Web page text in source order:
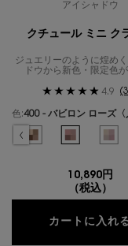
アイシャドウ
クチュール ミニ ク
ジュエリーのように煌め
ドウから新色・限定色が
4.9
色:
色を選択してください
{1}
のカラー クチュール ミニ
ズ ドリーム のカラー クチ
択済み
- カスバ スパイシーズ の
選択済み
310 - エキゾチック ミ
400 - バビ選
10,890円
（税込）
カートに入れ